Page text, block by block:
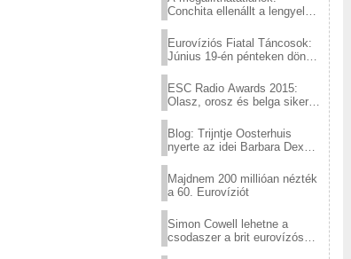
Conchita ellenállt a lengyel
Eurovíziós Fiatal Táncosok:
Június 19-én pénteken döntő
ESC Radio Awards 2015:
Olasz, orosz és belga siker,
Blog: Trijntje Oosterhuis
nyerte az idei Barbara Dex
Majdnem 200 millióan nézték
a 60. Eurovíziót
Simon Cowell lehetne a
csodaszer a brit eurovízós